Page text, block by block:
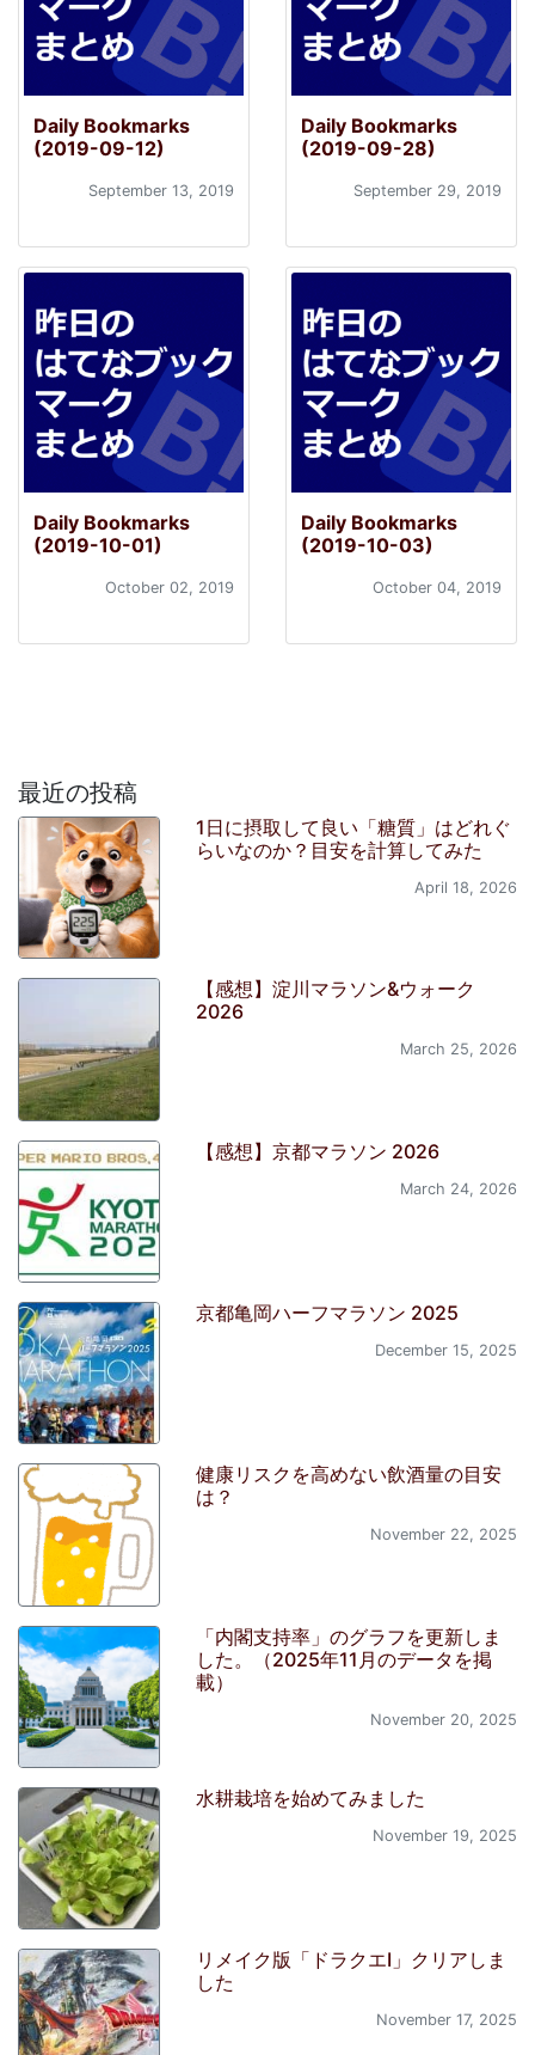
Daily Bookmarks
(2019-09-12)
September 13, 2019
Daily Bookmarks
(2019-09-28)
September 29, 2019
Daily Bookmarks
(2019-10-01)
October 02, 2019
Daily Bookmarks
(2019-10-03)
October 04, 2019
最近の投稿
1日に摂取して良い「糖質」はどれぐ
らいなのか？目安を計算してみた
April 18, 2026
【感想】淀川マラソン&ウォーク
2026
March 25, 2026
【感想】京都マラソン 2026
March 24, 2026
京都亀岡ハーフマラソン 2025
December 15, 2025
健康リスクを高めない飲酒量の目安
は？
November 22, 2025
「内閣支持率」のグラフを更新しま
した。（2025年11月のデータを掲
載）
November 20, 2025
水耕栽培を始めてみました
November 19, 2025
リメイク版「ドラクエI」クリアしま
した
November 17, 2025